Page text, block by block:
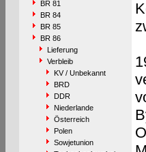
BR 81
BR 84
BR 85
BR 86
Lieferung
Verbleib
KV / Unbekannt
BRD
DDR
Niederlande
Österreich
Polen
Sowjetunion